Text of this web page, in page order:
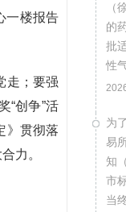
一楼报告
走；要强
“创争”活
》贯彻落
力。
（
的
批
性
为
易
知
市
当